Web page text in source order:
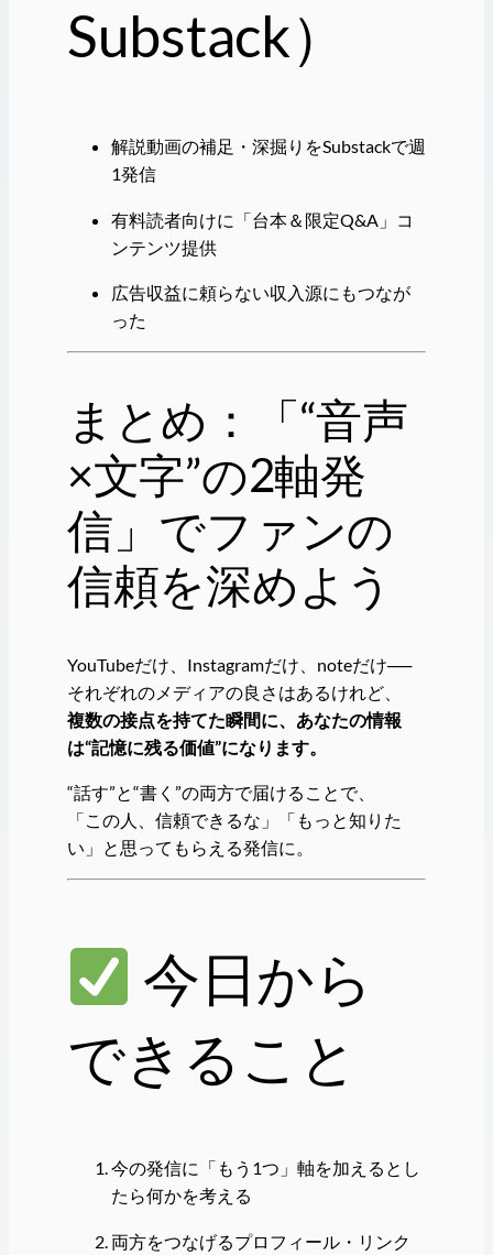
Substack）
解説動画の補足・深掘りをSubstackで週
1発信
有料読者向けに「台本＆限定Q&A」コ
ンテンツ提供
広告収益に頼らない収入源にもつなが
った
まとめ：「“音声
×文字”の2軸発
信」でファンの
信頼を深めよう
YouTubeだけ、Instagramだけ、noteだけ──
それぞれのメディアの良さはあるけれど、
複数の接点を持てた瞬間に、あなたの情報
は“記憶に残る価値”になります。
“話す”と“書く”の両方で届けることで、
「この人、信頼できるな」「もっと知りた
い」と思ってもらえる発信に。
今日から
できること
今の発信に「もう1つ」軸を加えるとし
たら何かを考える
両方をつなげるプロフィール・リンク